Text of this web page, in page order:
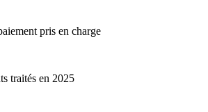
pris en charge
traités en 2025